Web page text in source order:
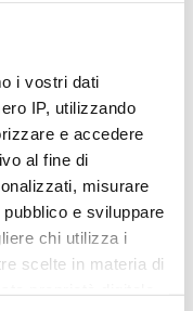
i vostri dati
IP, utilizzando
e accedere
al fine di
misurare
e sviluppare
chi utilizza i
scelte in materia di
e orari: